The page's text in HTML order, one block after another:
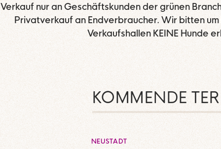
Verkauf nur an Geschäftskunden der grünen
Privatverkauf an Endverbraucher. Wir bitten
Verkaufshallen KEINE Hunde
KOMMENDE
NEUSTADT